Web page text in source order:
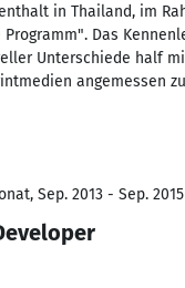
in Thailand, im
Das
Unterschiede half
angemessen
Sep. 2013 - Sep. 2015